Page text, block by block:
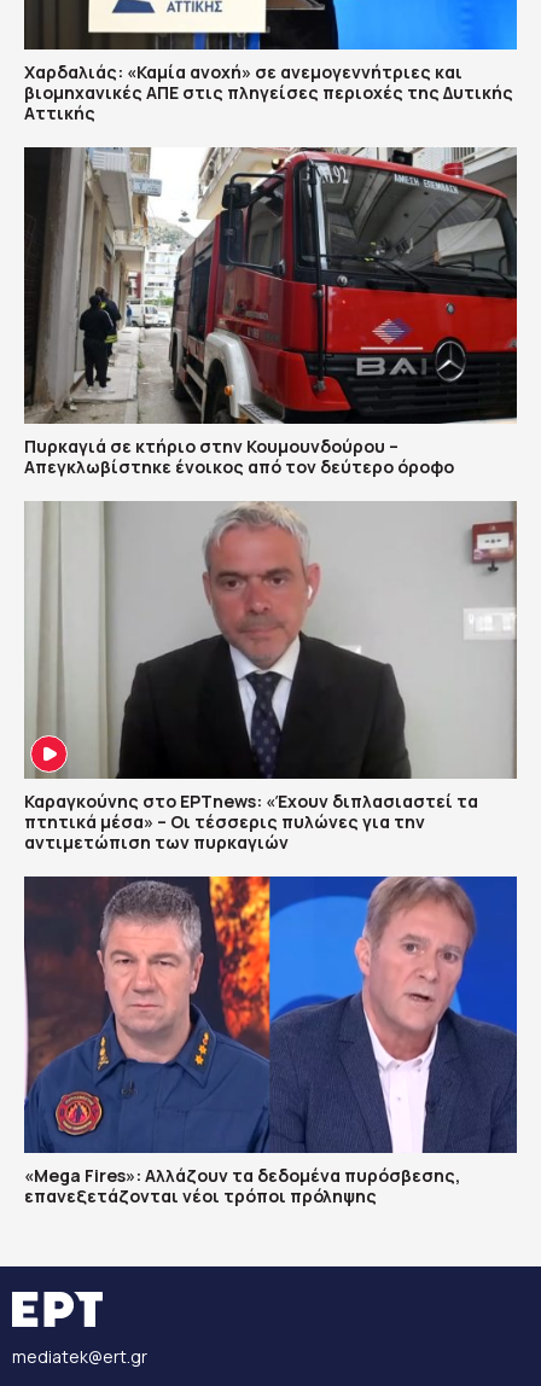
Χαρδαλιάς: «Καμία ανοχή» σε ανεμογεννήτριες και
βιομηχανικές ΑΠΕ στις πληγείσες περιοχές της Δυτικής
Αττικής
Πυρκαγιά σε κτήριο στην Κουμουνδούρου –
Απεγκλωβίστηκε ένοικος από τον δεύτερο όροφο
Καραγκούνης στο ΕΡΤnews: «Έχουν διπλασιαστεί τα
πτητικά μέσα» – Οι τέσσερις πυλώνες για την
αντιμετώπιση των πυρκαγιών
«Mega Fires»: Αλλάζουν τα δεδομένα πυρόσβεσης,
επανεξετάζονται νέοι τρόποι πρόληψης
mediatek@ert.gr